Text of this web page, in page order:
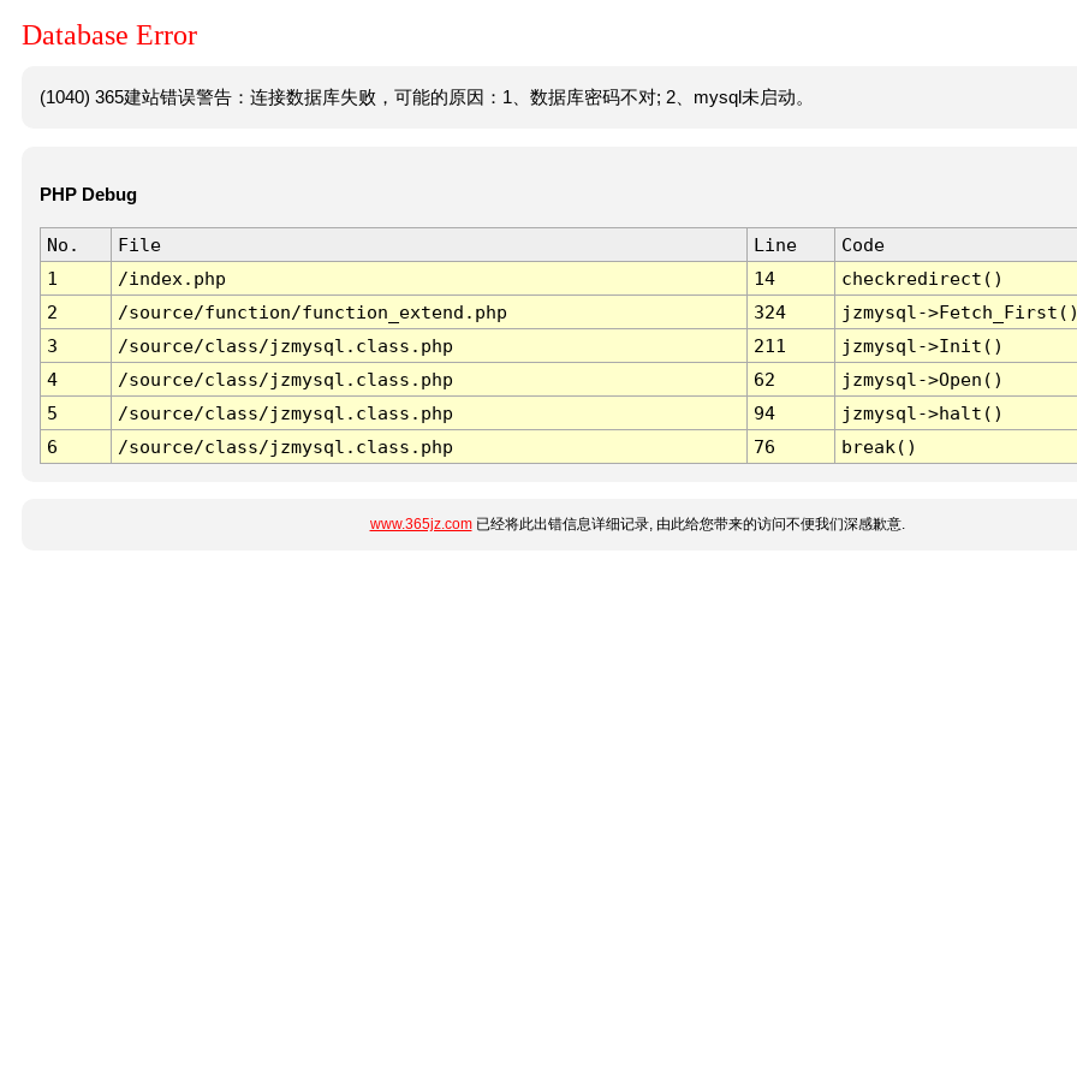
Database Error
(1040) 365建站错误警告：连接数据库失败，可能的原因：1、数据库密码不对; 2、mysql未启动。
PHP Debug
No. File Line
Code
1
/index.php 14
checkredirect()
2
/source/function/function_extend.php 324
jzmysql-
3
/source/class/jzmysql.class.php 211
jzmysql->Init()
4
/source/class/jzmysql.class.php 62
jzmysql->Open()
5
/source/class/jzmysql.class.php 94
jzmysql->halt()
6
/source/class/jzmysql.class.php 76 break()
www.365jz.com已经将此出错信息详细记录, 由此给您带来的访问不便我们深感歉意.